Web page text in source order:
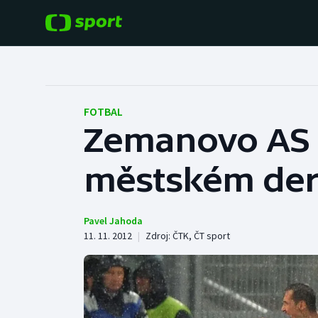
Hokej
Tenis
Cyklistika
Baseball a softbal
Basketbal
Boby a skeleton
Box
FOTBAL
Zemanovo
městském
Pavel Jahoda
11. 11. 2012 | Zdroj: ČTK, ČT sport